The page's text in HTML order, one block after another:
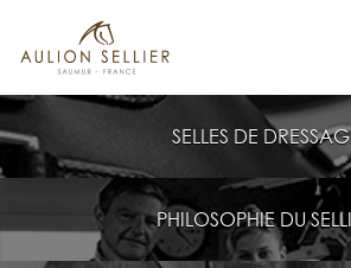
SELLES DE
PHILOSOPHIE DU